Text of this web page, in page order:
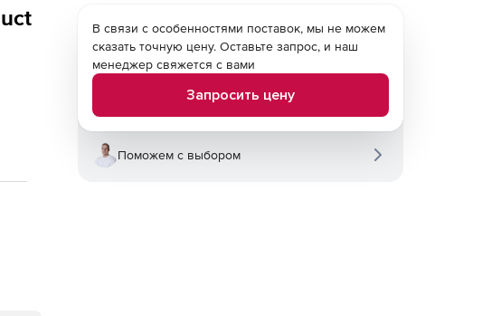
В связи с особенностями поставок, мы не можем
сказать точную цену. Оставьте запрос, и наш
менеджер свяжется с вами
Запросить цену
Поможем с выбором